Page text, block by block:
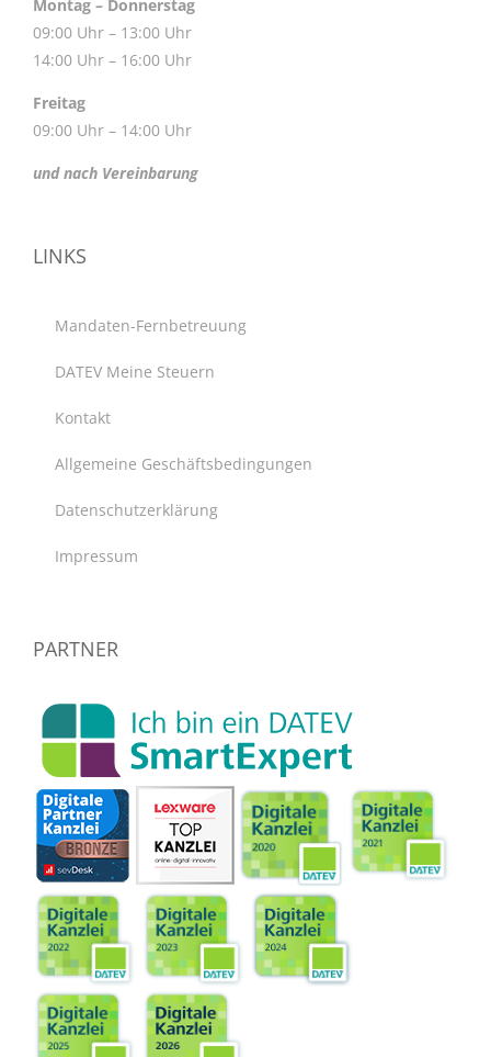
Montag – Donnerstag
09:00 Uhr – 13:00 Uhr
14:00 Uhr – 16:00 Uhr
Freitag
09:00 Uhr – 14:00 Uhr
und nach Vereinbarung
LINKS
Mandaten-Fernbetreuung
DATEV Meine Steuern
Kontakt
Allgemeine Geschäftsbedingungen
Datenschutzerklärung
Impressum
PARTNER